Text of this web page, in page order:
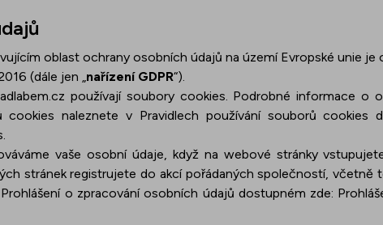
oblast ochrany osobních údajů na území Evropské unie je
(dále jen „nařízení GDPR“).
používají soubory cookies. Podrobné informace o
cookies naleznete v Pravidlech používání souborů cookies
.
vaše osobní údaje, když na webové stránky
stránek registrujete do akcí pořádaných společností, včetně
o zpracování osobních údajů dostupném zde: